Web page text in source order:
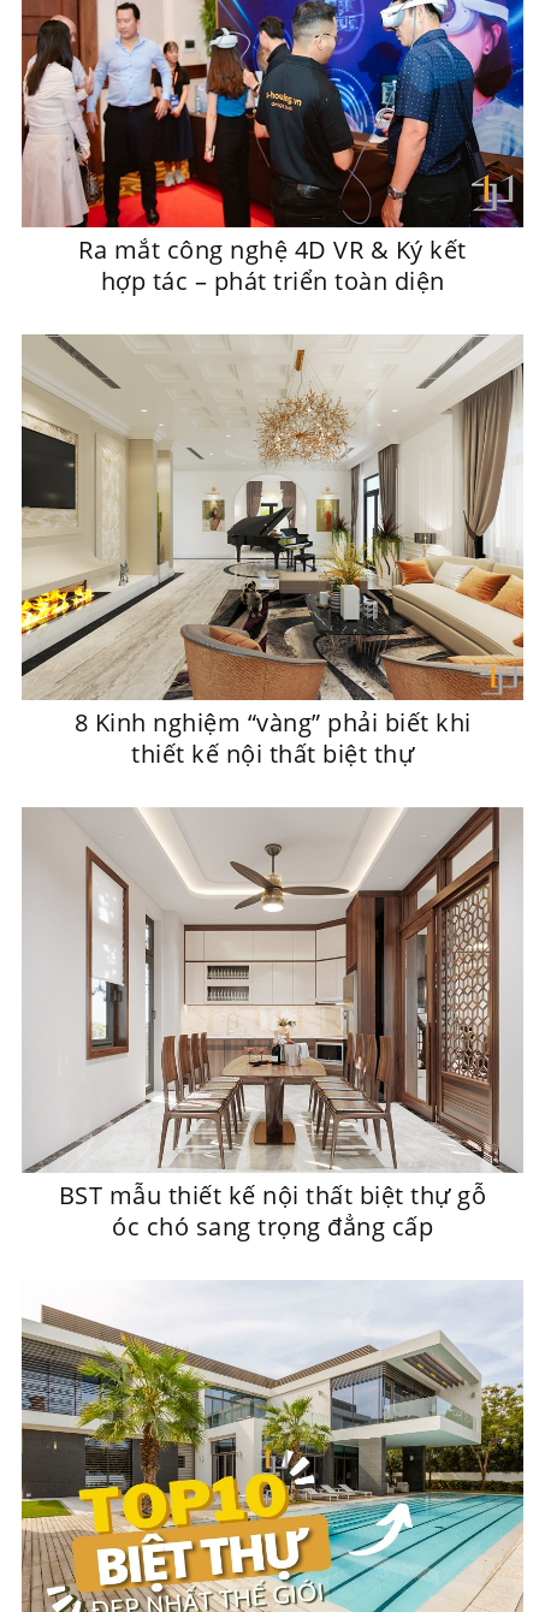
Ra mắt công nghệ 4D VR & Ký kết
hợp tác – phát triển toàn diện
8 Kinh nghiệm “vàng” phải biết khi
thiết kế nội thất biệt thự
BST mẫu thiết kế nội thất biệt thự gỗ
óc chó sang trọng đẳng cấp